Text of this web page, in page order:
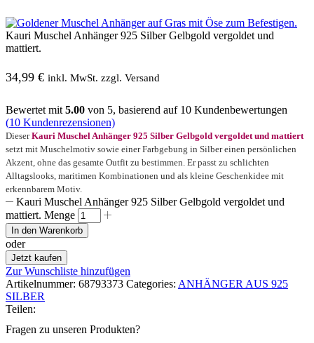
Kauri Muschel Anhänger 925 Silber Gelbgold vergoldet und
mattiert.
34,99 € inkl. MwSt. zzgl. Versand
Bewertet mit 5.00 von 5, basierend auf 10 Kundenbewertungen
(10 Kundenrezensionen)
DieserKauri Muschel Anhänger 925 Silber Gelbgold vergoldet und mattiert
setzt mit Muschelmotiv sowie einer Farbgebung in Silber einen persönlichen
Akzent, ohne das gesamte Outfit zu bestimmen. Er passt zu schlichten
Alltagslooks, maritimen Kombinationen und als kleine Geschenkidee mit
erkennbarem Motiv.
Kauri Muschel Anhänger 925 Silber Gelbgold vergoldet und
mattiert. Menge
In den Warenkorb
oder
Jetzt kaufen
Zur Wunschliste hinzufügen
Artikelnummer: 68793373 Categories: ANHÄNGER AUS 925
SILBER
Teilen:
Fragen zu unseren Produkten?